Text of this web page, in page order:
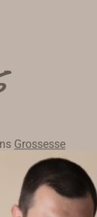
Grossesse